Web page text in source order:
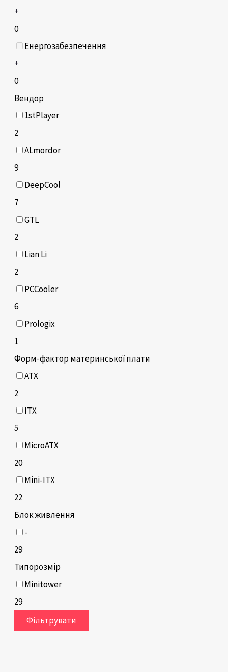
+
0
Енергозабезпечення
+
0
Вендор
1stPlayer
2
ALmordor
9
DeepCool
7
GTL
2
Lian Li
2
PCCooler
6
Prologix
1
Форм-фактор материнської плати
ATX
2
ITX
5
MicroATX
20
Mini-ITX
22
Блок живлення
-
29
Типорозмір
Minitower
29
Фільтрувати